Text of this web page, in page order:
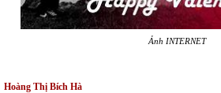
Ảnh INTERNET
Hoàng Thị Bích Hà